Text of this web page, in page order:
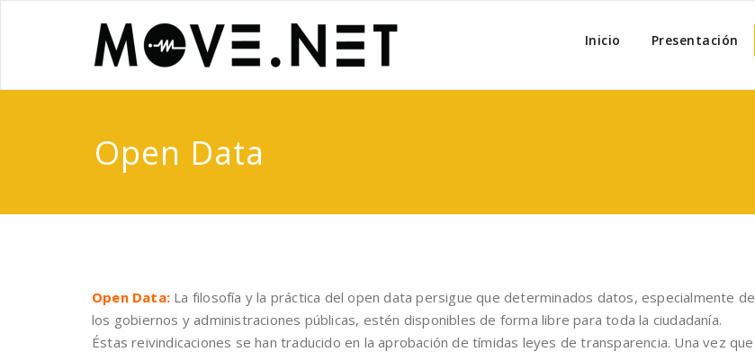
Inicio Presentación
Open Data
Open Data: La filosofía y la práctica del open data persigue que determinados datos, especialmente de
los gobiernos y administraciones públicas, estén disponibles de forma libre para toda la ciudadanía.
Éstas reivindicaciones se han traducido en la aprobación de tímidas leyes de transparencia. Una vez que